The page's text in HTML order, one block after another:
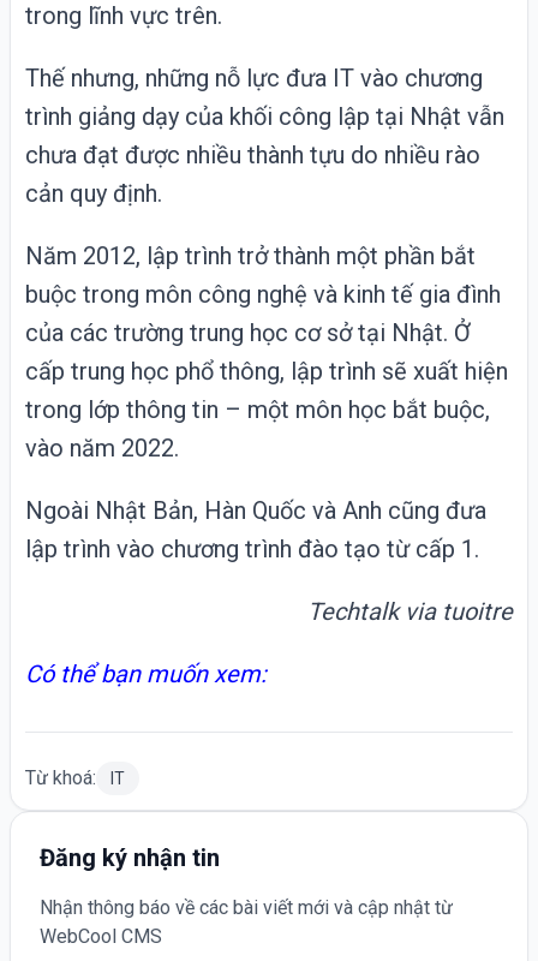
trong lĩnh vực trên.
Thế nhưng, những nỗ lực đưa IT vào chương
trình giảng dạy của khối công lập tại Nhật vẫn
chưa đạt được nhiều thành tựu do nhiều rào
cản quy định.
Năm 2012, lập trình trở thành một phần bắt
buộc trong môn công nghệ và kinh tế gia đình
của các trường trung học cơ sở tại Nhật. Ở
cấp trung học phổ thông, lập trình sẽ xuất hiện
trong lớp thông tin – một môn học bắt buộc,
vào năm 2022.
Ngoài Nhật Bản, Hàn Quốc và Anh cũng đưa
lập trình vào chương trình đào tạo từ cấp 1.
Techtalk via tuoitre
Có thể bạn muốn xem:
Từ khoá: IT
Đăng ký nhận tin
Nhận thông báo về các bài viết mới và cập nhật từ
WebCool CMS